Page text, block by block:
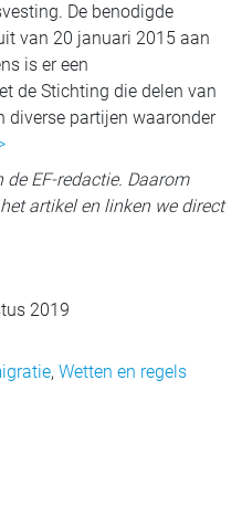
De benodigde
van 20 januari 2015 aan
is er een
de Stichting die delen van
diverse partijen waaronder
EF-redactie. Daarom
artikel en linken we direct
2019
,Wetten en regels